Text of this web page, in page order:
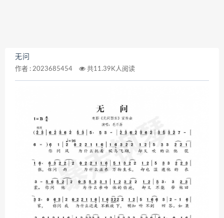
无问
作者 : 2023685454 共11.39K人阅读